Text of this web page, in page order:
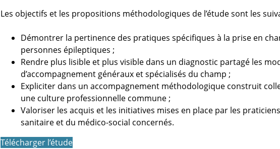
Les objectifs et les propositions méthodologiques de l’étude sont les
Démontrer la pertinence des pratiques spécifiques à la prise en
personnes épileptiques ;
Rendre plus lisible et plus visible dans un diagnostic partagé les
d’accompagnement généraux et spécialisés du champ ;
Expliciter dans un accompagnement méthodologique construit
une culture professionnelle commune ;
Valoriser les acquis et les initiatives mises en place par les
sanitaire et du médico-social concernés.
Télécharger l’étude